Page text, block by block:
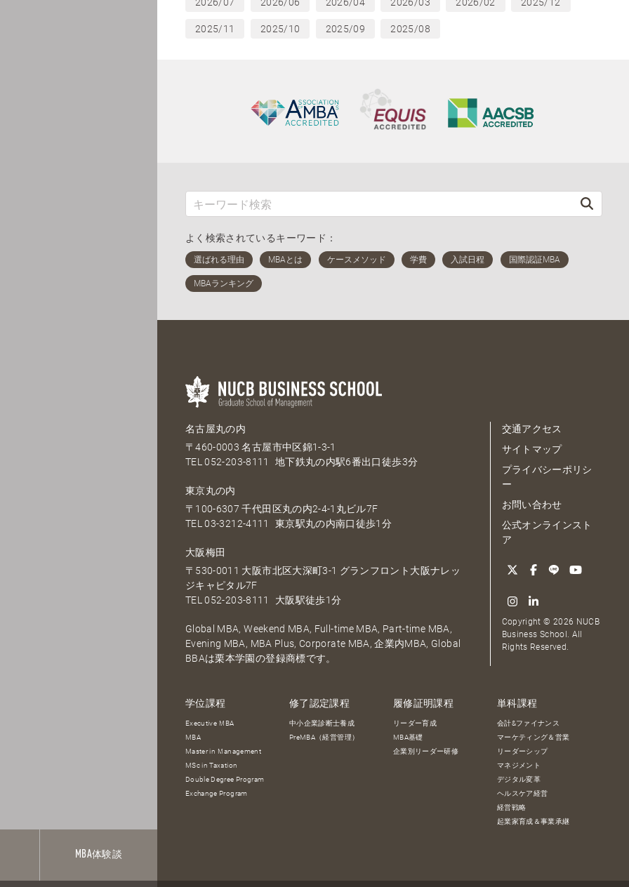
MBA体験談
2025/11 2025/10 2025/09 2025/08
よく検索されているキーワード：
名古屋丸の内
〒460-0003 名古屋市中区錦1-3-1
TEL052-203-8111 地下鉄丸の内駅6番出口徒歩3分
東京丸の内
〒100-6307 千代田区丸の内2-4-1丸ビル7F
TEL03-3212-4111 東京駅丸の内南口徒歩1分
大阪梅田
〒530-0011 大阪市北区大深町3-1 グランフロント大阪ナレッ
ジキャピタル7F
TEL052-203-8111 大阪駅徒歩1分
Global MBA, Weekend MBA, Full-time MBA, Part-time MBA,
Evening MBA, MBA Plus, Corporate MBA, 企業内MBA, Global
BBAは栗本学園の登録商標です。
交通アクセス
サイトマップ
プライバシーポリシ
ー
お問い合わせ
公式オンラインスト
ア
Copyright © 2026 NUCB
Business School. All
Rights Reserved.
学位課程
Executive MBA
MBA
Master in Management
MSc in Taxation
Double Degree Program
Exchange Program
修了認定課程
中小企業診断士養成
PreMBA（経営管理）
履修証明課程
リーダー育成
MBA基礎
企業別リーダー研修
単科課程
会計&ファイナンス
マーケティング＆営業
リーダーシップ
マネジメント
デジタル変革
ヘルスケア経営
経営戦略
起業家育成＆事業承継